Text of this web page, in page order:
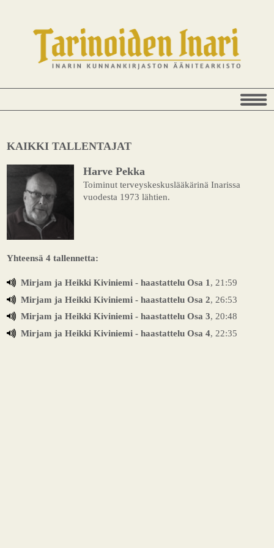
KAIKKI TALLENTAJAT
Harve Pekka
Toiminut terveyskeskuslääkärinä Inarissa
vuodesta 1973 lähtien.
Yhteensä 4 tallennetta:
Mirjam ja Heikki Kiviniemi - haastattelu Osa 1 , 21:59
Mirjam ja Heikki Kiviniemi - haastattelu Osa 2, 26:53
Mirjam ja Heikki Kiviniemi - haastattelu Osa 3, 20:48
Mirjam ja Heikki Kiviniemi - haastattelu Osa 4, 22:35